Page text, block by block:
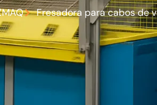
Fresadora para cabos de